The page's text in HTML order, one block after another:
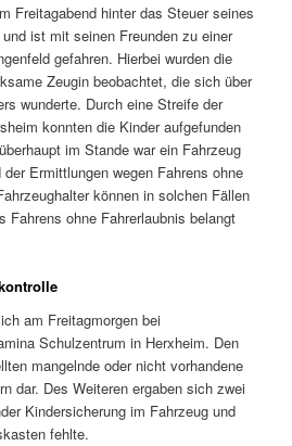
Freitagabend hinter das Steuer seines
ist mit seinen Freunden zu einer
gefahren. Hierbei wurden die
Zeugin beobachtet, die sich über
wunderte. Durch eine Streife der
konnten die Kinder aufgefunden
im Stande war ein Fahrzeug
Ermittlungen wegen Fahrens ohne
können in solchen Fällen
Fahrens ohne Fahrerlaubnis belangt
am Freitagmorgen bei
Schulzentrum in Herxheim. Den
mangelnde oder nicht vorhandene
dar. Des Weiteren ergaben sich zwei
Kindersicherung im Fahrzeug und
fehlte.